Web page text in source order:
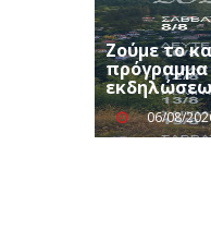
Ζούμε το
06/08/